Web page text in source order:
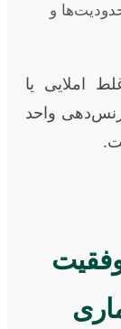
و
املایی یا
واحد